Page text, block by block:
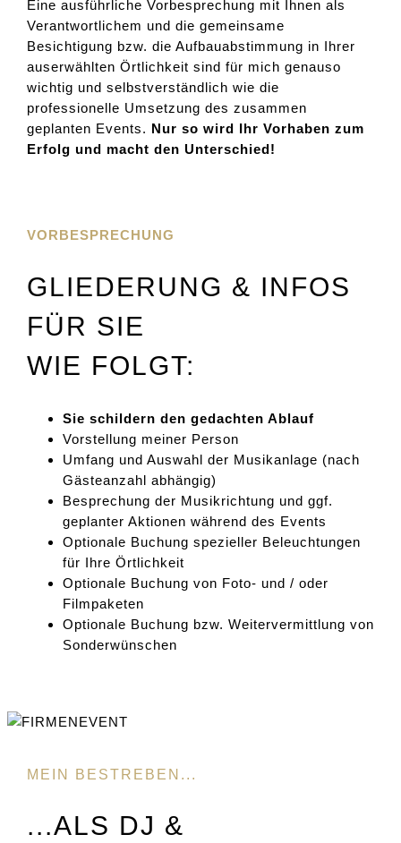
Eine ausführliche Vorbesprechung mit Ihnen als
Verantwortlichem und die gemeinsame
Besichtigung bzw. die Aufbauabstimmung in Ihrer
auserwählten Örtlichkeit sind für mich genauso
wichtig und selbstverständlich wie die
professionelle Umsetzung des zusammen
geplanten Events. Nur so wird Ihr Vorhaben zum
Erfolg und macht den Unterschied!
VORBESPRECHUNG
GLIEDERUNG & INFOS
FÜR SIE
WIE FOLGT:
Sie schildern den gedachten Ablauf
Vorstellung meiner Person
Umfang und Auswahl der Musikanlage (nach
Gästeanzahl abhängig)
Besprechung der Musikrichtung und ggf.
geplanter Aktionen während des Events
Optionale Buchung spezieller Beleuchtungen
für Ihre Örtlichkeit
Optionale Buchung von Foto- und / oder
Filmpaketen
Optionale Buchung bzw. Weitervermittlung von
Sonderwünschen
MEIN BESTREBEN...
...ALS DJ &